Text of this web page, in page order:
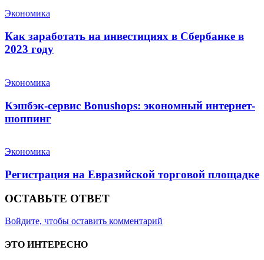
Экономика
Как заработать на инвестициях в Сбербанке в
2023 году
Экономика
Кэшбэк-сервис Bonushops: экономный интернет-
шоппинг
Экономика
Регистрация на Евразийской торговой площадке
ОСТАВЬТЕ ОТВЕТ
Войдите, чтобы оставить комментарий
ЭТО ИНТЕРЕСНО